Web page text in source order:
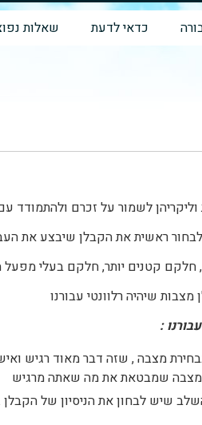
כדאי לדעת שאלות
לשמור על זכרם ולהתמודד
ראשית את הקבלן שיבצע את
חלקם קטנים יותר, חלקם בעלי
שיהיה רלוונטי עבורנו
:
מצבה , שזה דבר מאוד רגיש
למצבה שמבטאת את מה שאתה מרגיש
שיש לבחון את הניסיון של